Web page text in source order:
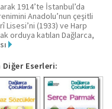
1914’te İstanbul’da
Anadolu’nun çeşitli
Lisesi’ni (1933) ve Harp
orduya katılan Dağlarca,
Eserleri: